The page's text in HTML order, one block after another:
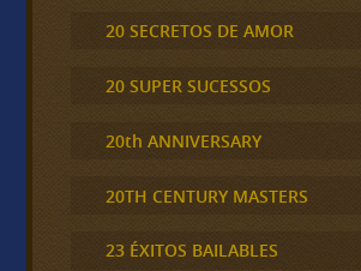
20 SECRETOS DE AMOR
20 SUPER SUCESSOS
20th ANNIVERSARY
20TH CENTURY MASTERS
23 ÉXITOS BAILABLES